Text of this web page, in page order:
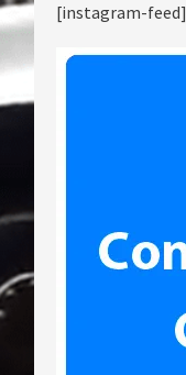
[instagram-feed]